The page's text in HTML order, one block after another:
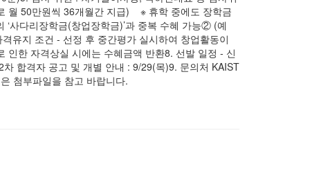
월 50만원씩 36개월간 지급) ※ 휴학 중에도 장학금
사다리장학금(창업장학금)’과 중복 수혜 가능② (예
유지 조건 - 선정 후 중간평가 실시하여 창업활동이
한 자격상실 시에는 수혜금액 반환8. 선발 일정 - 신
합격자 공고 및 개별 안내 : 9/29(목)9. 문의처 KAIST
첨부파일을 참고 바랍니다.